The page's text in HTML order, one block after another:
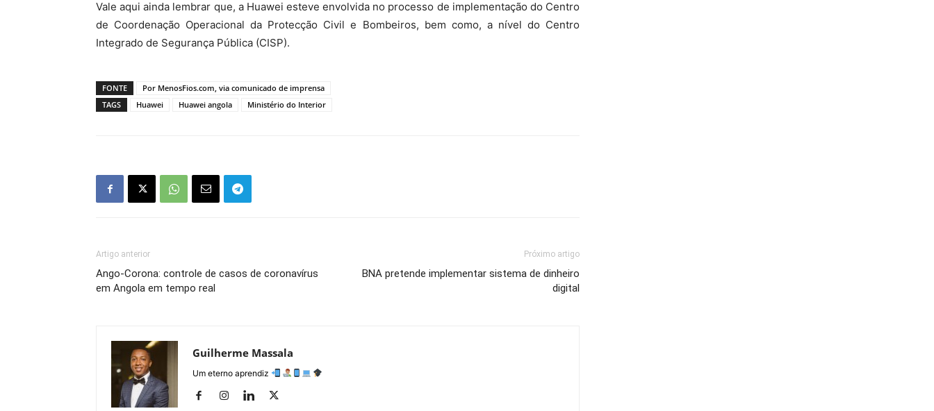
Vale aqui ainda lembrar que, a Huawei esteve envolvida no processo de implementação do Centro
de Coordenação Operacional da Protecção Civil e Bombeiros, bem como, a nível do Centro
Integrado de Segurança Pública (CISP).
FONTE
Por MenosFios.com, via comunicado de imprensa
TAGS
Huawei Huawei angola Ministério do Interior
Artigo anterior
Ango-Corona: controle de casos de coronavírus
em Angola em tempo real
Próximo artigo
BNA pretende implementar sistema de dinheiro
digital
Guilherme Massala
Um eterno aprendiz